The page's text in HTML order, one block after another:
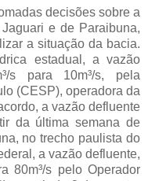
decisões sobre a
e de Paraibuna,
a situação da bacia.
estadual, a vazão
s para 10m³/s, pela
(CESP), operadora da
a vazão defluente
da última semana de
no trecho paulista do
a vazão defluente,
80m³/s pelo Operador